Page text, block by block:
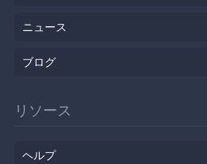
ニュース
ブログ
リソース
ヘルプ